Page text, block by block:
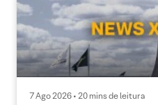
7 Ago 2026 • 20 mins de leitura